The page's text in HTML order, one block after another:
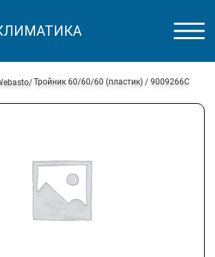
Тройник 60/60/60 (пластик) / 9009266C